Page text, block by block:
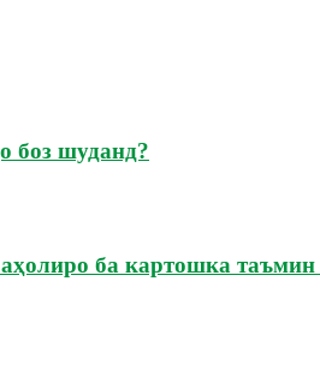
боз шуданд?
ба картошка таъмин